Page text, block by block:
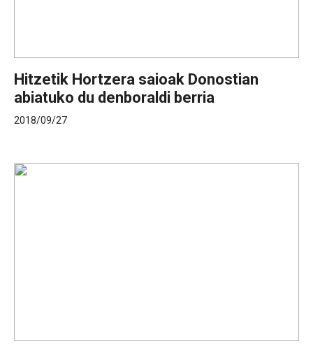
Hitzetik Hortzera saioak Donostian
abiatuko du denboraldi berria
2018/09/27